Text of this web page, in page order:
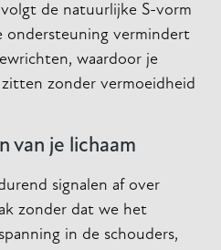
de natuurlijke S-vorm
ondersteuning vermindert
waardoor je
zonder vermoeidheid
van je lichaam
signalen af over
zonder dat we het
in de schouders,